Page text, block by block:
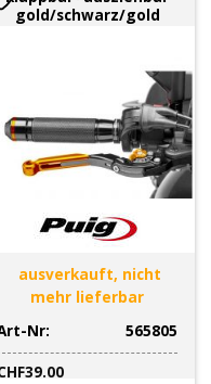
gold/schwarz/gold
ausverkauft, nicht
mehr lieferbar
Nr:
565805
39.00